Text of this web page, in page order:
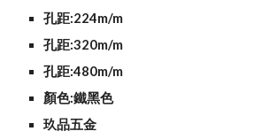
孔距:224m/m
孔距:320m/m
孔距:480m/m
顏色:鐵黑色
玖品五金